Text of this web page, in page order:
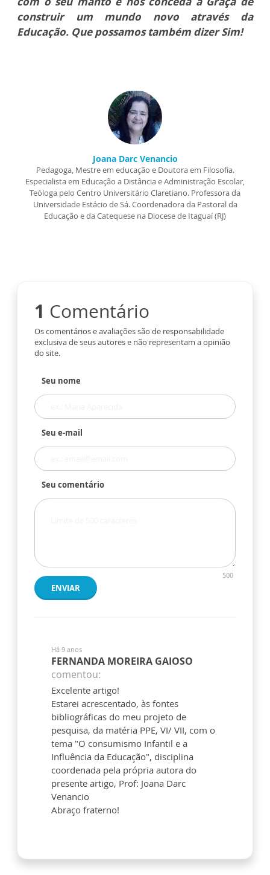
construir um mundo novo através da
Educação. Que possamos também dizer Sim!
Joana Darc Venancio
Pedagoga, Mestre em educação e Doutora em Filosofia.
Especialista em Educação a Distância e Administração Escolar,
Teóloga pelo Centro Universitário Claretiano. Professora da
Universidade Estácio de Sá. Coordenadora da Pastoral da
Educação e da Catequese na Diocese de Itaguaí (RJ)
1 Comentário
Os comentários e avaliações são de responsabilidade
exclusiva de seus autores e não representam a opinião
do site.
Seu nome
Seu e-mail
Seu comentário
500
ENVIAR
Há 9 anos
FERNANDA MOREIRA GAIOSO
comentou:
Excelente artigo!
Estarei acrescentado, às fontes
bibliográficas do meu projeto de
pesquisa, da matéria PPE, VI/ VII, com o
tema "O consumismo Infantil e a
Influência da Educação", disciplina
coordenada pela própria autora do
presente artigo, Prof: Joana Darc
Venancio
Abraço fraterno!